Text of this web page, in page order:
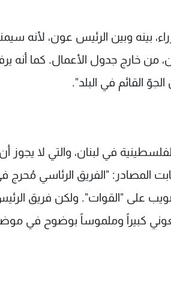
بينه وبين الرئيس عون، لأنه
من خارج جدول الأعمال. كما أنه
القائم في البلد".
في لبنان، والتي لا يجوز
المصادر: "الفريق الرئاسي مُحرج
على "القوات". ولكن فريق
كبيراً وملموساً بوضوح في